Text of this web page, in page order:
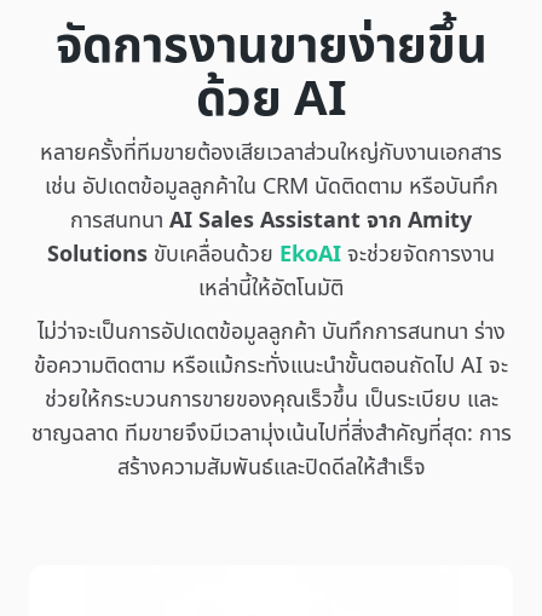
จัดการงานขายง่ายขึ้น
ด้วย AI
หลายครั้งที่ทีมขายต้องเสียเวลาส่วนใหญ่กับงานเอกสาร
เช่น อัปเดตข้อมูลลูกค้าใน CRM นัดติดตาม หรือบันทึก
การสนทนา AI Sales Assistant จาก Amity
Solutions ขับเคลื่อนด้วย EkoAIจะช่วยจัดการงาน
เหล่านี้ให้อัตโนมัติ
ไม่ว่าจะเป็นการอัปเดตข้อมูลลูกค้า บันทึกการสนทนา ร่าง
ข้อความติดตาม หรือแม้กระทั่งแนะนำขั้นตอนถัดไป AI จะ
ช่วยให้กระบวนการขายของคุณเร็วขึ้น เป็นระเบียบ และ
ชาญฉลาด ทีมขายจึงมีเวลามุ่งเน้นไปที่สิ่งสำคัญที่สุด: การ
สร้างความสัมพันธ์และปิดดีลให้สำเร็จ